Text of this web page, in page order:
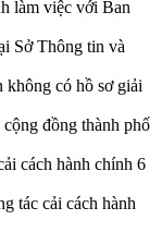
làm việc với Ban
Sở Thông tin và
không có hồ sơ giải
đồng thành phố
cách hành chính 6
tác cải cách hành